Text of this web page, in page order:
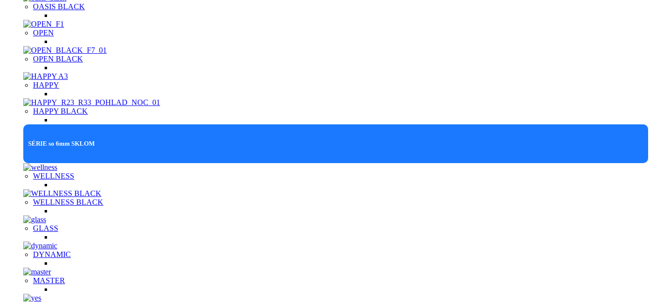
OASIS BLACK
OPEN
OPEN BLACK
HAPPY
HAPPY BLACK
SÉRIE so 6mm SKLOM
WELLNESS
WELLNESS BLACK
GLASS
DYNAMIC
MASTER